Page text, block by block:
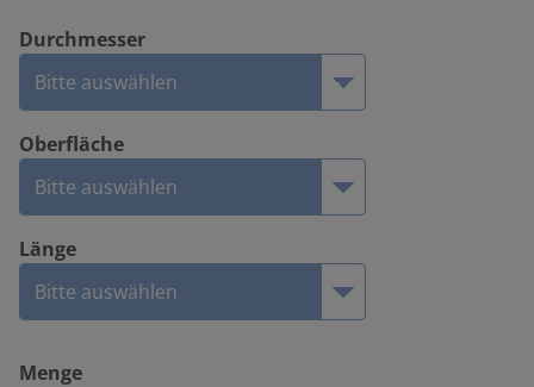
Durchmesser
Oberfläche
Länge
Menge